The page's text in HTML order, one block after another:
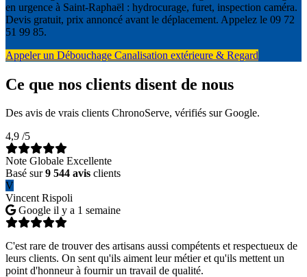
en urgence à Saint-Raphaël : hydrocurage, furet, inspection caméra.
Devis gratuit, prix annoncé avant le déplacement. Appelez le 09 72
51 99 85.
Appeler un Débouchage Canalisation extérieure & Regard
Ce que nos clients disent de nous
Des avis de vrais clients ChronoServe, vérifiés sur Google.
4,9 /5
Note Globale Excellente
Basé sur9 544 avis clients
V
Vincent Rispoli
Google il y a 1 semaine
C'est rare de trouver des artisans aussi compétents et respectueux de
leurs clients. On sent qu'ils aiment leur métier et qu'ils mettent un
point d'honneur à fournir un travail de qualité.